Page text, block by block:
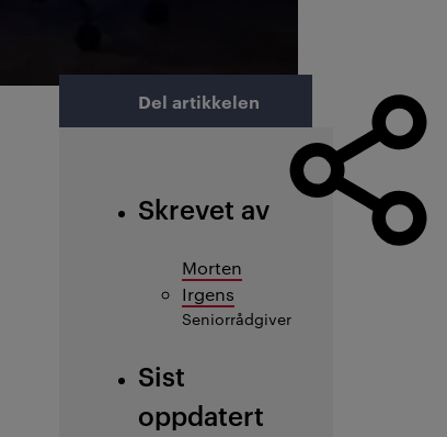
Del artikkelen
Skrevet av
Morten
Irgens
Seniorrådgiver
Sist
oppdatert